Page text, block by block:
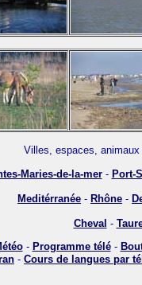
Villes, espaces,
Maries-de-la-mer- Port-
Meditérranée - Rhône -
Cheval -
- Programme télé-
- Cours de langues par